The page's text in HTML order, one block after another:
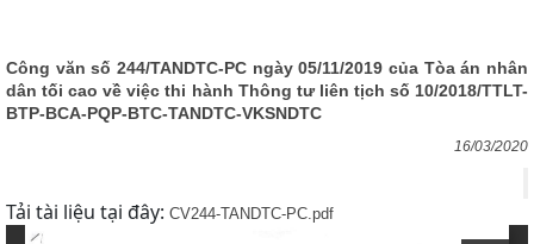
Công văn số 244/TANDTC-PC ngày 05/11/2019 của Tòa án nhân
dân tối cao về việc thi hành Thông tư liên tịch số 10/2018/TTLT-
BTP-BCA-PQP-BTC-TANDTC-VKSNDTC
16/03/2020
Tải tài liệu tại đây: CV244-TANDTC-PC.pdf